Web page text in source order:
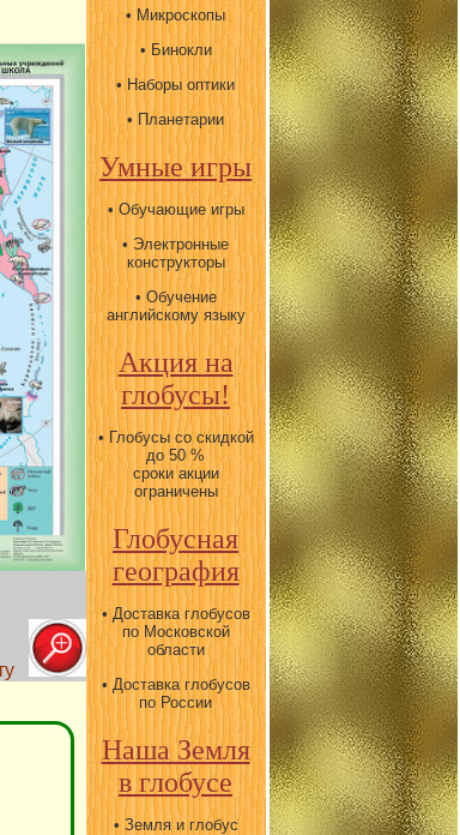
• Микроскопы
• Бинокли
• Наборы оптики
• Планетарии
Умные игры
• Обучающие игры
• Электронные
конструкторы
• Обучение
английскому языку
Акция на
глобусы!
• Глобусы со скидкой
до 50 %
сроки акции
ограничены
Глобусная
география
• Доставка глобусов
по Московской
области
• Доставка глобусов
по России
Наша Земля
в глобусе
• Земля и глобус